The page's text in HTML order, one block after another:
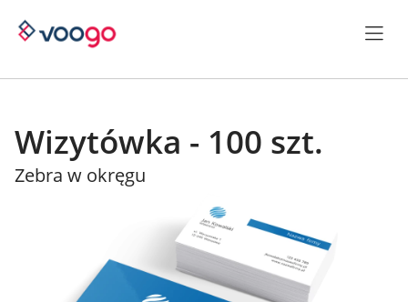
Wizytówka - 100 szt.
Zebra w okręgu